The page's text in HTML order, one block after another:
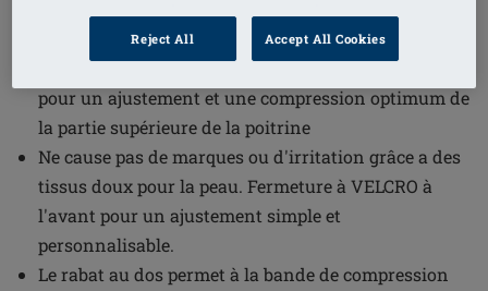
Référence de l'article: 0776 N
Compression Belt
Forme anatomique faite de tissu élastique résistant,
pour un ajustement et une compression optimum de
la partie supérieure de la poitrine
Ne cause pas de marques ou d'irritation grâce a des
tissus doux pour la peau. Fermeture à VELCRO à
l'avant pour un ajustement simple et
personnalisable.
Le rabat au dos permet à la bande de compression
Reject All Accept All Cookies